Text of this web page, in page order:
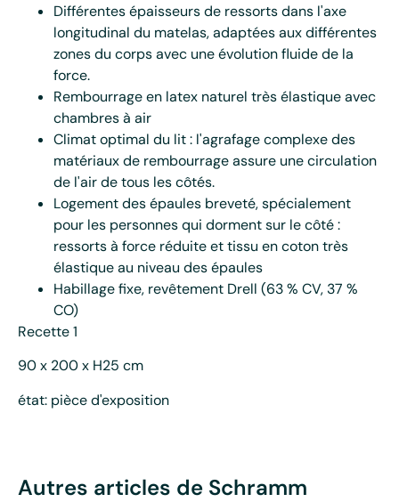
Différentes épaisseurs de ressorts dans l'axe
longitudinal du matelas, adaptées aux différentes
zones du corps avec une évolution fluide de la
force.
Rembourrage en latex naturel très élastique avec
chambres à air
Climat optimal du lit : l'agrafage complexe des
matériaux de rembourrage assure une circulation
de l'air de tous les côtés.
Logement des épaules breveté, spécialement
pour les personnes qui dorment sur le côté :
ressorts à force réduite et tissu en coton très
élastique au niveau des épaules
Habillage fixe, revêtement Drell (63 % CV, 37 %
CO)
Recette 1
90 x 200 x H25 cm
état: pièce d'exposition
Autres articles de Schramm